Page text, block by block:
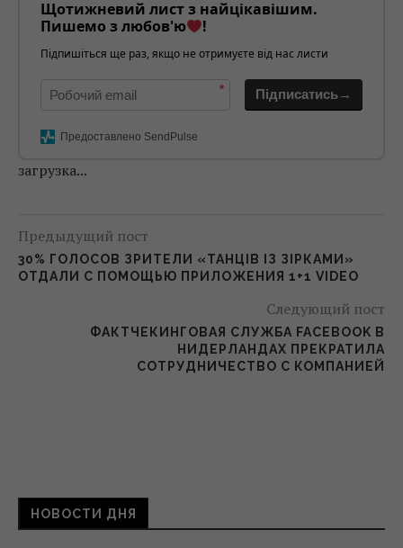
Щотижневий лист з найцікавішим.
Пишемо з любов'ю
!
Підпишіться ще раз, якщо не отримуєте від нас листи
* Підписатись→
Предоставлено SendPulse
загрузка...
Предыдущий пост
30% ГОЛОСОВ ЗРИТЕЛИ «ТАНЦІВ ІЗ ЗІРКАМИ»
ОТДАЛИ С ПОМОЩЬЮ ПРИЛОЖЕНИЯ 1+1 VIDEO
Следующий пост
ФАКТЧЕКИНГОВАЯ СЛУЖБА FACEBOOK В
НИДЕРЛАНДАХ ПРЕКРАТИЛА
СОТРУДНИЧЕСТВО С КОМПАНИЕЙ
НОВОСТИ ДНЯ